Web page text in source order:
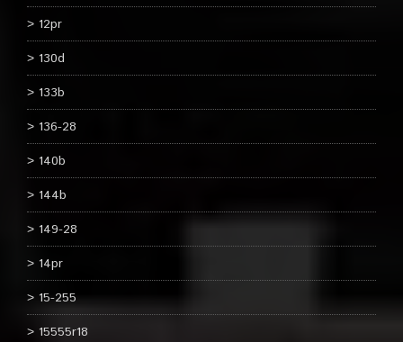
12pr
130d
133b
136-28
140b
144b
149-28
14pr
15-255
15555r18